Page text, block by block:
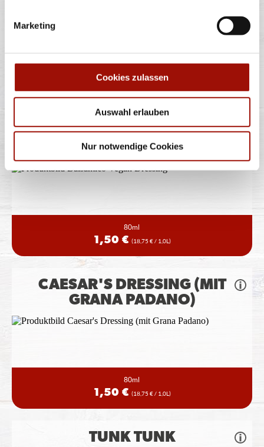
Marketing
Cookies zulassen
Auswahl erlauben
Nur notwendige Cookies
80ml
BALSAMICO VEGAN
DRESSING
80ml
1,50 € (18,75 € / 1,0L)
CAESAR'S DRESSING (MIT
GRANA PADANO)
80ml
1,50 € (18,75 € / 1,0L)
TUNK TUNK